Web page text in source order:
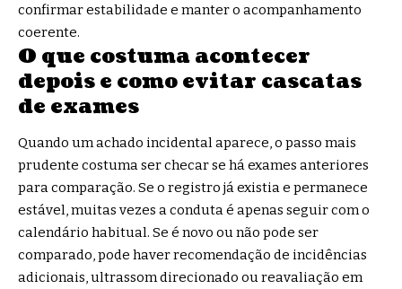
confirmar estabilidade e manter o acompanhamento
coerente.
O que costuma acontecer
depois e como evitar cascatas
de exames
Quando um achado incidental aparece, o passo mais
prudente costuma ser checar se há exames anteriores
para comparação. Se o registro já existia e permanece
estável, muitas vezes a conduta é apenas seguir com o
calendário habitual. Se é novo ou não pode ser
comparado, pode haver recomendação de incidências
adicionais, ultrassom direcionado ou reavaliação em